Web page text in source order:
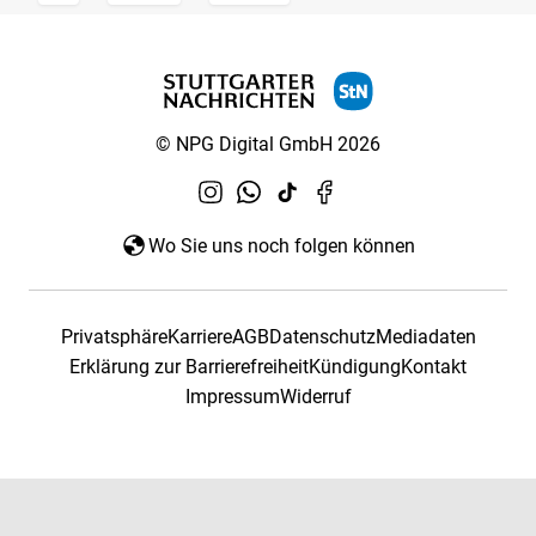
© NPG Digital GmbH 2026
Wo Sie uns noch folgen können
PrivatsphäreKarriereAGBDatenschutzMediadaten
Erklärung zur BarrierefreiheitKündigungKontakt
ImpressumWiderruf